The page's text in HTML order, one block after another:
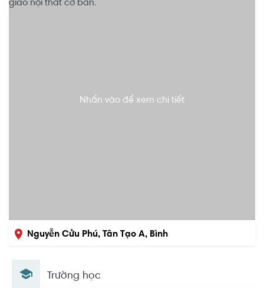
Nhấn vào để xem chi tiết
Nguyễn Cửu Phú, Tân Tạo A, Bình
Trường học